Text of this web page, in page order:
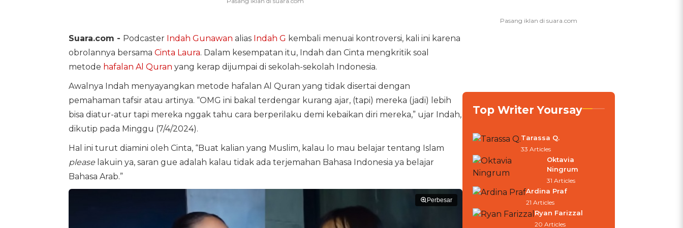
Suara.com - Podcaster Indah Gunawan alias Indah G kembali menuai kontroversi, kali ini karena
obrolannya bersama Cinta Laura. Dalam kesempatan itu, Indah dan Cinta mengkritik soal
metode hafalan Al Quran yang kerap dijumpai di sekolah-sekolah Indonesia.
Awalnya Indah menyayangkan metode hafalan Al Quran yang tidak disertai dengan
pemahaman tafsir atau artinya. “OMG ini bakal terdengar kurang ajar, (tapi) mereka (jadi) lebih
bisa diatur-atur tapi mereka nggak tahu cara berperilaku demi kebaikan diri mereka,” ujar Indah,
dikutip pada Minggu (7/4/2024).
Hal ini turut diamini oleh Cinta, “Buat kalian yang Muslim, kalau lo mau belajar tentang Islam
pleaselakuin ya, saran gue adalah kalau tidak ada terjemahan Bahasa Indonesia ya belajar
Bahasa Arab.”
Perbesar
Top Writer Yoursay
Tarassa Q.
33 Articles
Oktavia
Ningrum
31 Articles
Ardina Praf
21 Articles
Ryan Farizzal
20 Articles